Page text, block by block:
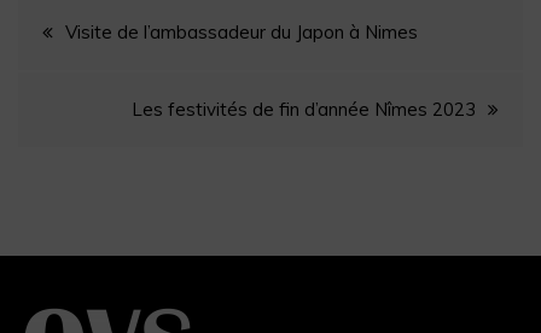
Visite de l’ambassadeur du Japon à Nimes
Les festivités de fin d’année Nîmes 2023